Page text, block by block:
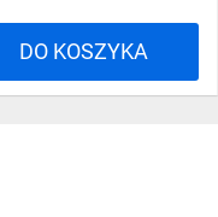
DO KOSZYKA